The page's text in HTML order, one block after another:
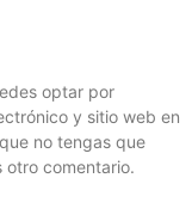
optar por
y sitio web en
no tengas que
comentario.